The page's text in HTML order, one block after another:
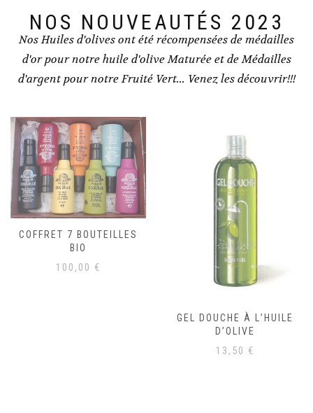
NOS NOUVEAUTÉS 2023
Nos Huiles d'olives ont été récompensées de médailles
d'or pour notre huile d'olive Maturée et de Médailles
d'argent pour notre Fruité Vert... Venez les découvrir!!!
COFFRET 7 BOUTEILLES
BIO
100,00 €
GEL DOUCHE À L’HUILE
D’OLIVE
13,50 €